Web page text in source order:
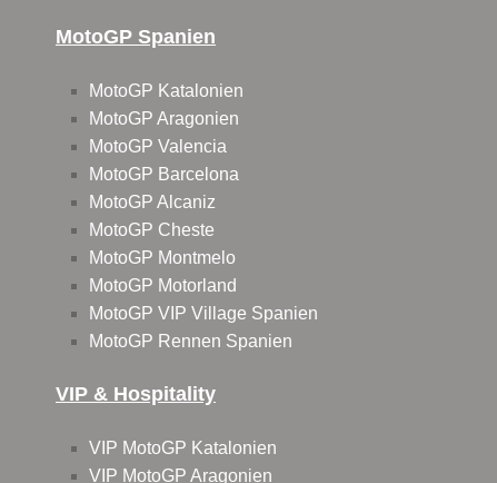
MotoGP Spanien
MotoGP Katalonien
MotoGP Aragonien
MotoGP Valencia
MotoGP Barcelona
MotoGP Alcaniz
MotoGP Cheste
MotoGP Montmelo
MotoGP Motorland
MotoGP VIP Village Spanien
MotoGP Rennen Spanien
VIP & Hospitality
VIP MotoGP Katalonien
VIP MotoGP Aragonien